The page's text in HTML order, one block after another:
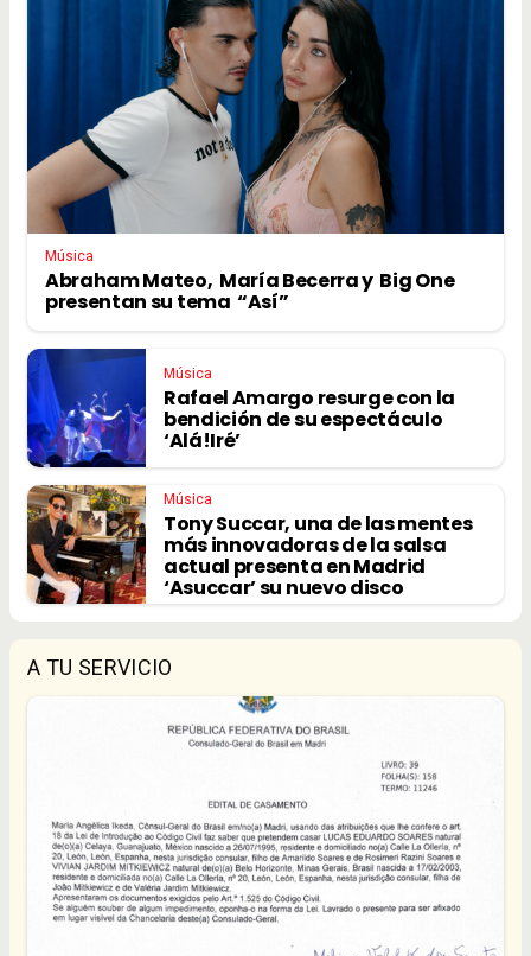
Música
Abraham Mateo, María Becerra y Big One
presentan su tema “Así”
Música
Rafael Amargo resurge con la
bendición de su espectáculo
‘Alá!Iré’
Música
Tony Succar, una de las mentes
más innovadoras de la salsa
actual presenta en Madrid
‘Asuccar’ su nuevo disco
A TU SERVICIO